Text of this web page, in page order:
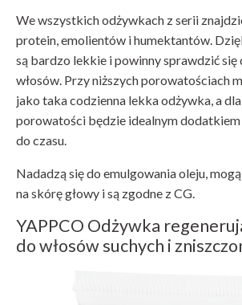
We wszystkich odżywkach z serii
protein, emolientów i humektantów.
są bardzo lekkie i powinny sprawdzić
włosów. Przy niższych porowatościach
jako taka codzienna lekka odżywka, a
porowatości będzie idealnym
do czasu.
Nadadzą się do emulgowania oleju,
na skórę głowy i są zgodne z CG.
YAPPCO Odżywka
do włosów suchych i